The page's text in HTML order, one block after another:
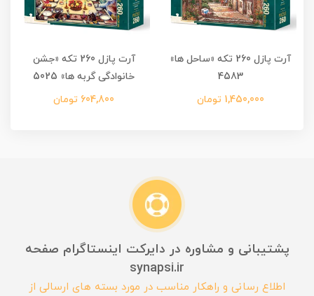
آرت پازل 260 تکه «ساحل ها»
4583
1,450,000 تومان
آرت پازل 260 تکه «جشن
خانوادگی گربه ها» 5025
604,800 تومان
پشتیبانی و مشاوره در دایرکت اینستاگرام صفحه
synapsi.ir
اطلاع رسانی و راهکار مناسب در مورد بسته های ارسالی از